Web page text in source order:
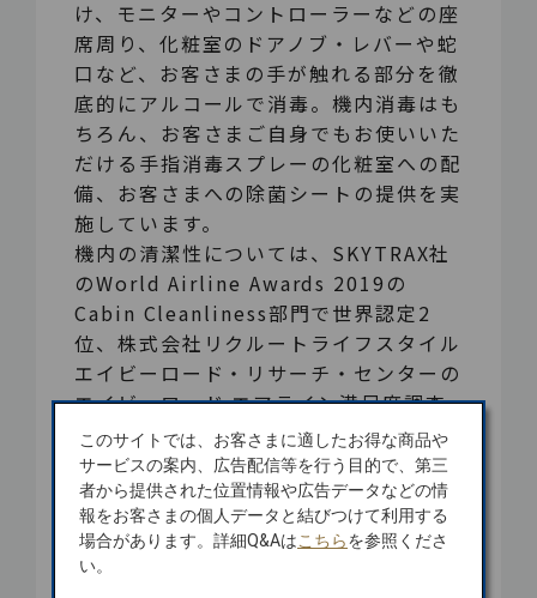
け、モニターやコントローラーなどの座
席周り、化粧室のドアノブ・レバーや蛇
口など、お客さまの手が触れる部分を徹
底的にアルコールで消毒。機内消毒はも
ちろん、お客さまご自身でもお使いいた
だける手指消毒スプレーの化粧室への配
備、お客さまへの除菌シートの提供を実
施しています。
機内の清潔性については、SKYTRAX社
のWorld Airline Awards 2019の
Cabin Cleanliness部門で世界認定2
位、株式会社リクルートライフスタイル
エイビーロード・リサーチ・センターの
エイビーロード エアライン満足度調査
2020でも多くの方にお褒めのコメント
をいただくなど、JALの特徴的な品質と
して、お客さまに高く評価いただいてお
ります。
JALグループは、すべてのお客さまに安
全・安心な空の旅をお届けできるようこ
このサイトでは、お客さまに適したお得な商品や
サービスの案内、広告配信等を行う目的で、第三
者から提供された位置情報や広告データなどの情
報をお客さまの個人データと結びつけて利用する
場合があります。詳細Q&Aはこちらを参照くださ
い。